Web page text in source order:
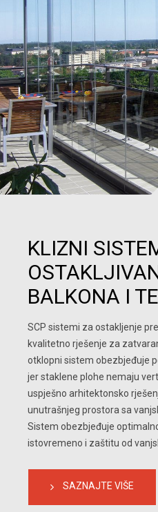
KLIZNI
BALKONA I
SCP sistemi za ostakljenje
kvalitetno rješenje za
otklopni sistem obezbjeđuje
jer staklene plohe nemaju
uspješno arhitektonsko
unutrašnjeg prostora sa
Sistem obezbjeđuje
istovremeno i zaštitu od
SAZNAJTE VIŠE